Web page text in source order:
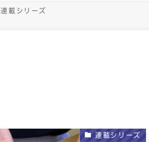
連載シリーズ
連載シリーズ